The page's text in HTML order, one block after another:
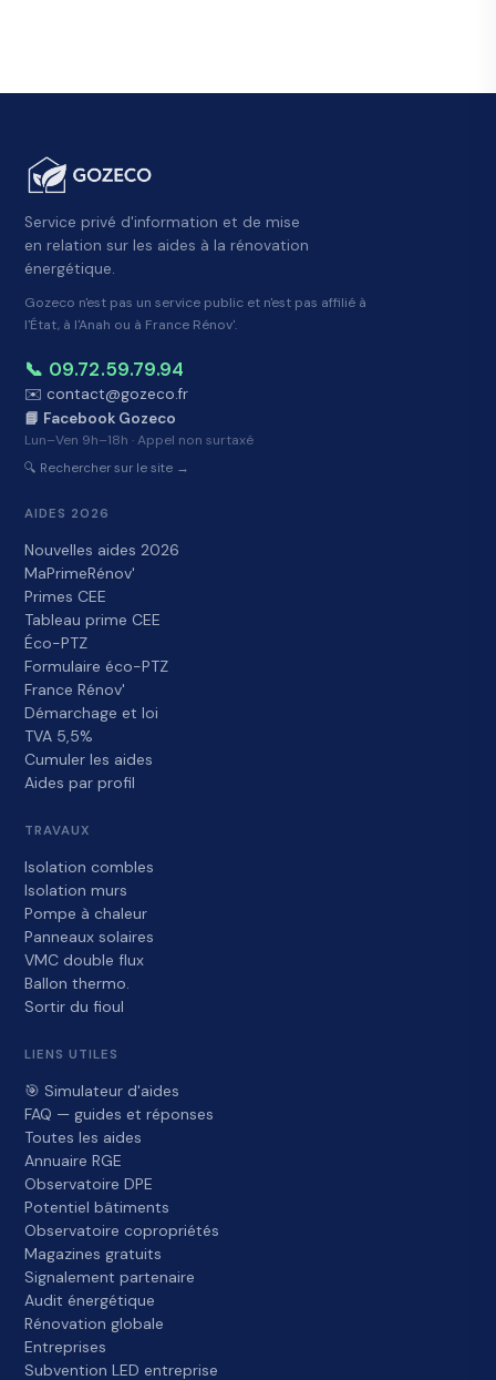
Service privé d'information et de mise
en relation sur les aides à la rénovation
énergétique.
Gozeco n'est pas un service public et n'est pas affilié à
l'État, à l'Anah ou à France Rénov'.
📞 09.72.59.79.94
✉️ contact@gozeco.fr
📘 Facebook Gozeco
Lun–Ven 9h–18h · Appel non surtaxé
🔍 Rechercher sur le site →
AIDES 2026
Nouvelles aides 2026
MaPrimeRénov'
Primes CEE
Tableau prime CEE
Éco-PTZ
Formulaire éco-PTZ
France Rénov'
Démarchage et loi
TVA 5,5%
Cumuler les aides
Aides par profil
TRAVAUX
Isolation combles
Isolation murs
Pompe à chaleur
Panneaux solaires
VMC double flux
Ballon thermo.
Sortir du fioul
LIENS UTILES
🎯 Simulateur d'aides
FAQ — guides et réponses
Toutes les aides
Annuaire RGE
Observatoire DPE
Potentiel bâtiments
Observatoire copropriétés
Magazines gratuits
Signalement partenaire
Audit énergétique
Rénovation globale
Entreprises
Subvention LED entreprise